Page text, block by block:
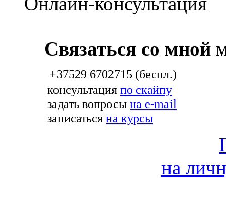
Связаться со мной
+37529 6702715 (беспл.)
консультация по скайпу
задать вопросы на e-mail
записаться на курсы
на